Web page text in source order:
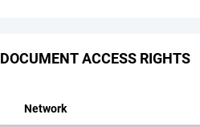
DOCUMENT ACCESS RIGHTS
Network